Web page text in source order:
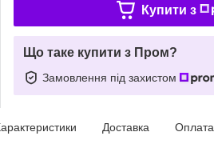
Купити з
Що таке купити з Пром?
Замовлення під захистом
Доставка Оплата